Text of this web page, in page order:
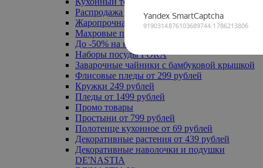
Распродажа до -50%
Жаропрочная посуда
Махровые полотенца
До -50% на ковры
Наборы посуды FORA
Заварочные чайники с бамбуковой крышкой
Флисовые пледы от 299 рублей
Кружки 249 рублей
Пледы от 1499 рублей
Промо товары
Простыни от 799 рублей
Полотенце кухонное от 69 рублей
Декоративные растения от 439 рублей
Декоративные наволочки и подушки
DE'NASTIA